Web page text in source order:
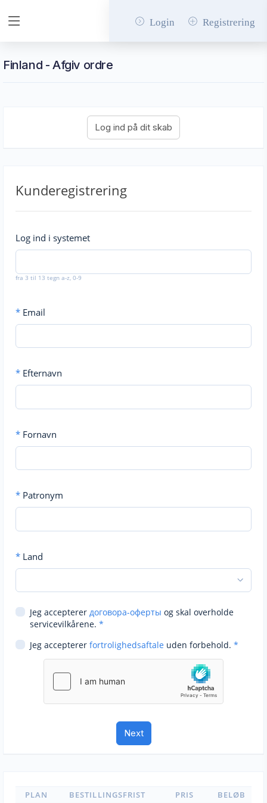
Login Registrering
Finland - Afgiv ordre
Kunderegistrering
Log ind i systemet
fra 3 til 13 tegn a-z, 0-9
* Email
* Efternavn
* Fornavn
* Patronym
* Land
Jeg accepterer договора-оферты og skal overholde
servicevilkårene. *
Jeg accepterer fortrolighedsaftale uden forbehold. *
PLAN BESTILLINGSFRIST PRIS BELØB